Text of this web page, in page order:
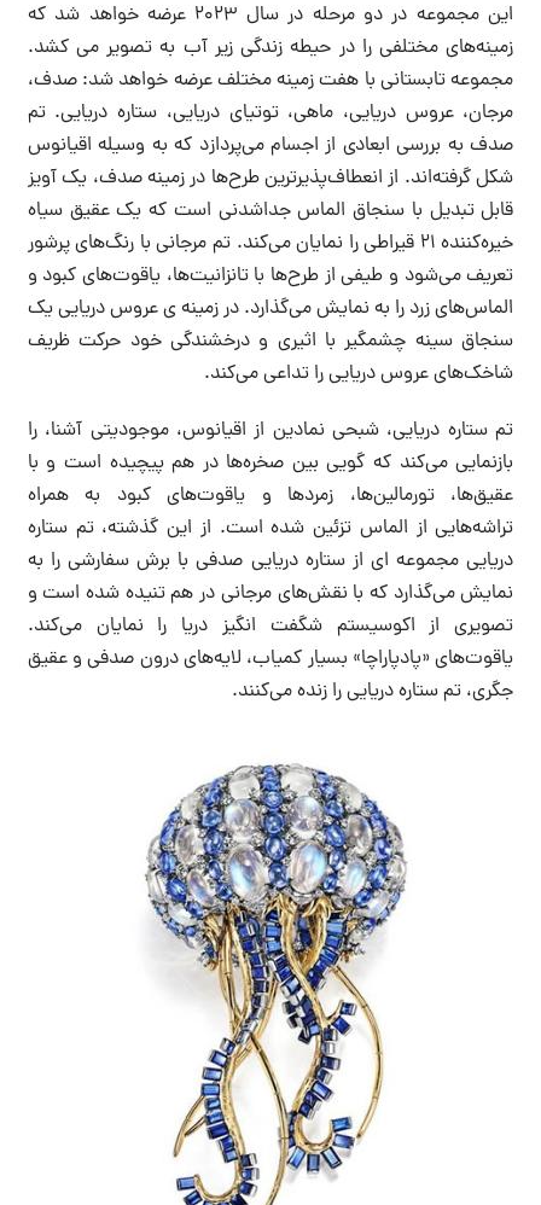
این مجموعه در دو مرحله در سال ۲۰۲۳ عرضه خواهد شد که
زمینه‌های مختلفی را در حیطه زندگی زیر آب به تصویر می کشد.
مجموعه تابستانی با هفت زمینه مختلف عرضه خواهد شد: صدف،
مرجان، عروس دریایی، ماهی، توتیای دریایی، ستاره دریایی. تم
صدف به بررسی ابعادی از اجسام می‌پردازد که به وسیله اقیانوس
شکل گرفته‌اند. از انعطاف‌پذیرترین طرح‌ها در زمینه صدف، یک آویز
قابل تبدیل با سنجاق الماس جداشدنی است که یک عقیق سیاه
خیره‌کننده ۲۱ قیراطی را نمایان می‌کند. تم مرجانی با رنگ‌های پرشور
تعریف می‌شود و طیفی از طرح‌ها با تانزانیت‌ها، یاقوت‌های کبود و
الماس‌های زرد را به نمایش می‌گذارد. در زمینه ی عروس دریایی یک
سنجاق سینه چشمگیر با اثیری و درخشندگی خود حرکت ظریف
شاخک‌های عروس دریایی را تداعی می‌کند.
تم ستاره دریایی، شبحی نمادین از اقیانوس، موجودیتی آشنا، را
بازنمایی می‌کند که گویی بین صخره‌ها در هم پیچیده است و با
عقیق‌ها، تورمالین‌ها، زمردها و یاقوت‌های کبود به همراه
تراشه‌هایی از الماس تزئین شده است. از این گذشته، تم ستاره
دریایی مجموعه ای از ستاره دریایی صدفی با برش سفارشی را به
نمایش می‌گذارد که با نقش‌های مرجانی در هم تنیده شده است و
تصویری از اکوسیستم شگفت انگیز دریا را نمایان می‌کند.
یاقوت‌های «پادپاراچا» بسیار کمیاب، لایه‌های درون صدفی و عقیق
جگری، تم ستاره دریایی را زنده می‌کنند.